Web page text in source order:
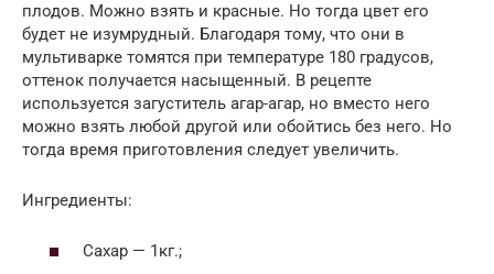
плодов. Можно взять и красные. Но тогда цвет его
будет не изумрудный. Благодаря тому, что они в
мультиварке томятся при температуре 180 градусов,
оттенок получается насыщенный. В рецепте
используется загуститель агар-агар, но вместо него
можно взять любой другой или обойтись без него. Но
тогда время приготовления следует увеличить.
Ингредиенты:
Сахар — 1кг.;